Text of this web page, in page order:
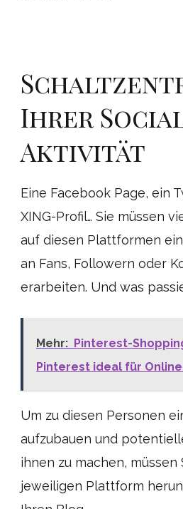
Ihrer
Aktivität
Eine Facebook Page, ein
XING-Profil… Sie müssen
auf diesen Plattformen
an Fans, Followern oder
erarbeiten. Und was
Mehr: Pinterest-
Pinterest ideal für
Um zu diesen Personen
aufzubauen und
ihnen zu machen, müssen
jeweiligen Plattform